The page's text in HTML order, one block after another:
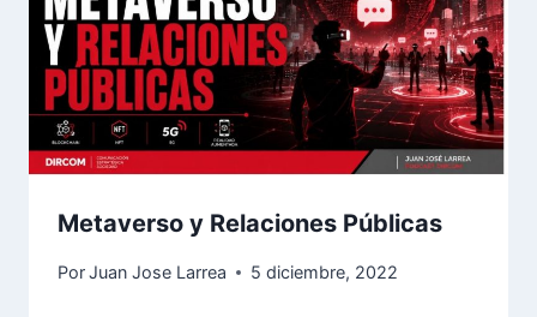
Metaverso y Relaciones Públicas
PorJuan Jose Larrea 5 diciembre, 2022